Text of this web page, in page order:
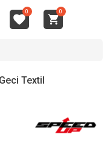
0 0
Geci Textil